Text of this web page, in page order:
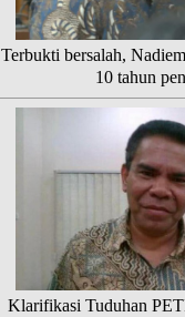
Terbukti bersalah,
10 tahun
Klarifikasi Tuduhan